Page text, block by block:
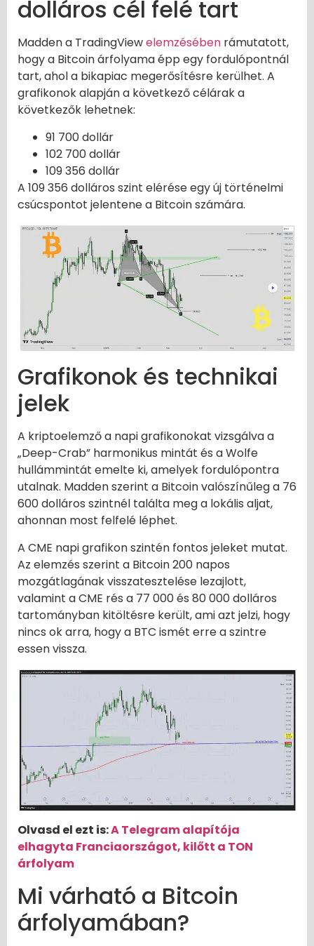
dolláros cél felé tart
Madden a TradingViewelemzésében rámutatott,
hogy a Bitcoin árfolyama épp egy fordulópontnál
tart, ahol a bikapiac megerősítésre kerülhet. A
grafikonok alapján a következő célárak a
következők lehetnek:
91 700 dollár
102 700 dollár
109 356 dollár
A 109 356 dolláros szint elérése egy új történelmi
csúcspontot jelentene a Bitcoin számára.
Grafikonok és technikai
jelek
A kriptoelemző a napi grafikonokat vizsgálva a
„Deep-Crab” harmonikus mintát és a Wolfe
hullámmintát emelte ki, amelyek fordulópontra
utalnak. Madden szerint a Bitcoin valószínűleg a 76
600 dolláros szintnél találta meg a lokális aljat,
ahonnan most felfelé léphet.
A CME napi grafikon szintén fontos jeleket mutat.
Az elemzés szerint a Bitcoin 200 napos
mozgátlagának visszatesztelése lezajlott,
valamint a CME rés a 77 000 és 80 000 dolláros
tartományban kitöltésre került, ami azt jelzi, hogy
nincs ok arra, hogy a BTC ismét erre a szintre
essen vissza.
Olvasd el ezt is:A Telegram alapítója
elhagyta Franciaországot, kilőtt a TON
árfolyam
Mi várható a Bitcoin
árfolyamában?